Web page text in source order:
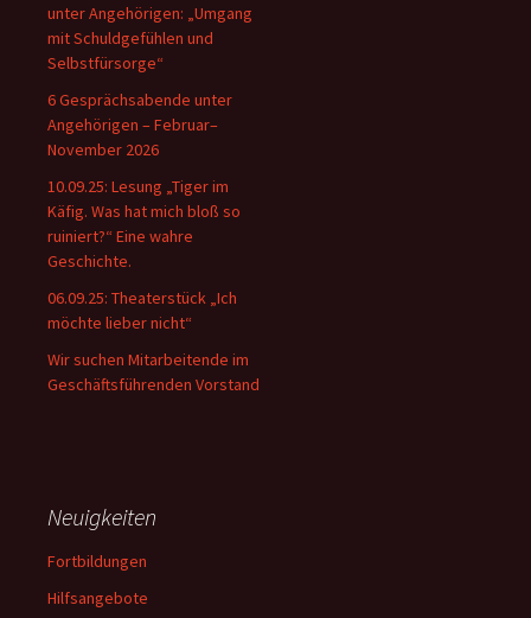
unter Angehörigen: „Umgang
mit Schuldgefühlen und
Selbstfürsorge“
6 Gesprächsabende unter
Angehörigen – Februar–
November 2026
10.09.25: Lesung „Tiger im
Käfig. Was hat mich bloß so
ruiniert?“ Eine wahre
Geschichte.
06.09.25: Theaterstück „Ich
möchte lieber nicht“
Wir suchen Mitarbeitende im
Geschäftsführenden Vorstand
Neuigkeiten
Fortbildungen
Hilfsangebote